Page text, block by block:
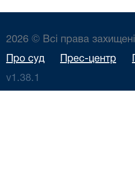
2026 © Всі права захищені
Про суд Прес-центр
v1.38.1